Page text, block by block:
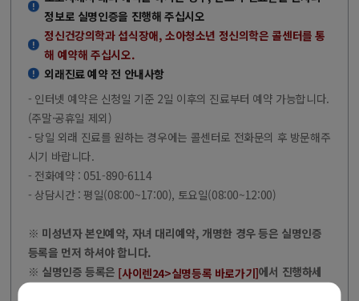
정보로 실명인증을 진행해 주십시오
정신건강의학과 섭식장애, 소아청소년 정신의학은 콜센터를 통
해 예약해 주십시오.
외래진료 예약 전 안내사항
- 인터넷 예약은 신청일 기준 2일 이후의 진료부터 예약 가능합니다.
(주말·공휴일 제외)
- 당일 외래 진료를 원하는 경우에는 콜센터로 전화문의 후 방문해주
시기 바랍니다.
- 전화예약 : 051-890-6114
- 상담시간 : 평일(08:00~17:00), 토요일(08:00~12:00)
※ 미성년자 본인예약, 자녀 대리예약, 개명한 경우 등은 실명인증
등록을 먼저 하셔야 합니다.
※ 실명인증 등록은 [사이렌24>실명등록 바로가기]에서 진행하세